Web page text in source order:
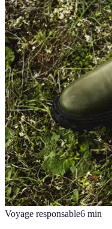
Voyage responsable6 min